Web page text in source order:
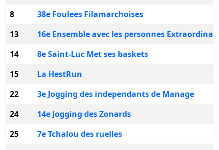
8
38e Foulees Filamarchoises
13
16e Ensemble avec les personnes
14
8e Saint-Luc Met ses baskets
15
La HestRun
22
3e Jogging des independants de Manage
24
14e Jogging des Zonards
25
7e Tchalou des ruelles